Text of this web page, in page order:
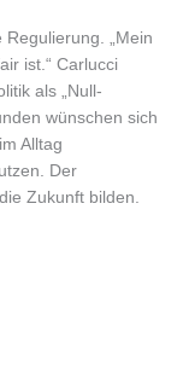
„Mein
ist.“ Carlucci
als „Null-
wünschen sich
Alltag
Der
Zukunft bilden.